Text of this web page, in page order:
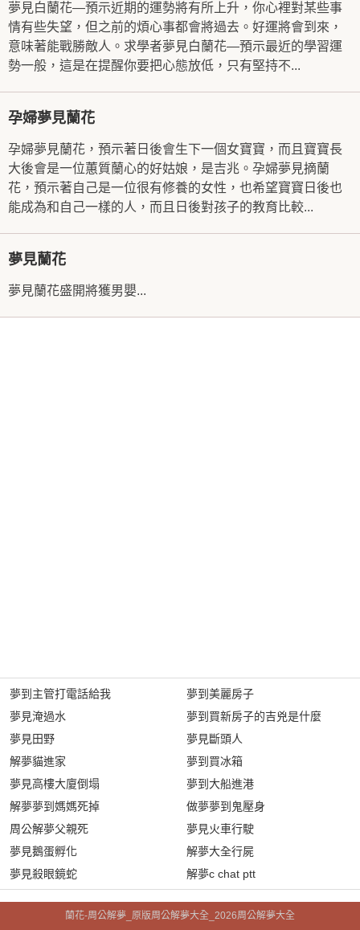
夢見白蘭花—預示近期的運勢將有所上升，你心裡對某些事
情有些失望，但之前的煩心事都會將過去。好運將會到來，
意味著能戰勝敵人。求學者夢見白蘭花—預示最近的學習運
勢一般，這是在提醒你要把心態放低，只有堅持不...
孕婦夢見蘭花
孕婦夢見蘭花，預示著日後會生下一個女寶寶，而且寶寶長
大後會是一位蕙質蘭心的好姑娘，是吉兆。孕婦夢見摘蘭
花，預示著自己是一位很有修養的女性，也希望寶寶日後也
能成為和自己一樣的人，而且日後對孩子的教育比較...
夢見蘭花
夢見蘭花盛開將獲男嬰...
夢到主管打電話給我
夢見淹過水
夢見田野
解夢貓進家
夢見高樓大廈倒塌
解夢夢到媽媽死掉
周公解夢父親死
夢見鵝蛋孵化
夢見殺眼鏡蛇
夢到美麗房子
夢到買新房子的吉兇是什麼
夢見斷頭人
夢到買冰箱
夢到大船進港
做夢夢到鬼壓身
夢見火車行駛
解夢大全行屍
解夢c chat ptt
蘭花-周公解夢_原版周公解夢大全_2026周公解夢大全